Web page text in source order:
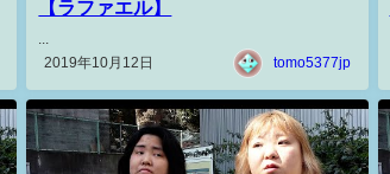
【ラファエル】
2019年10月12日
tomo5377jp